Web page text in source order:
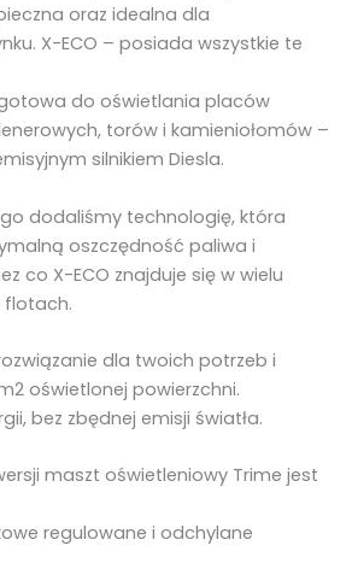
oraz idealna dla
X-ECO – posiada wszystkie te
do oświetlania placów
torów i kamieniołomów –
silnikiem Diesla.
dodaliśmy technologię, która
oszczędność paliwa i
co X-ECO znajduje się w wielu
flotach.
dla twoich potrzeb i
oświetlonej powierzchni.
bez zbędnej emisji światła.
maszt oświetleniowy Trime jest
regulowane i odchylane